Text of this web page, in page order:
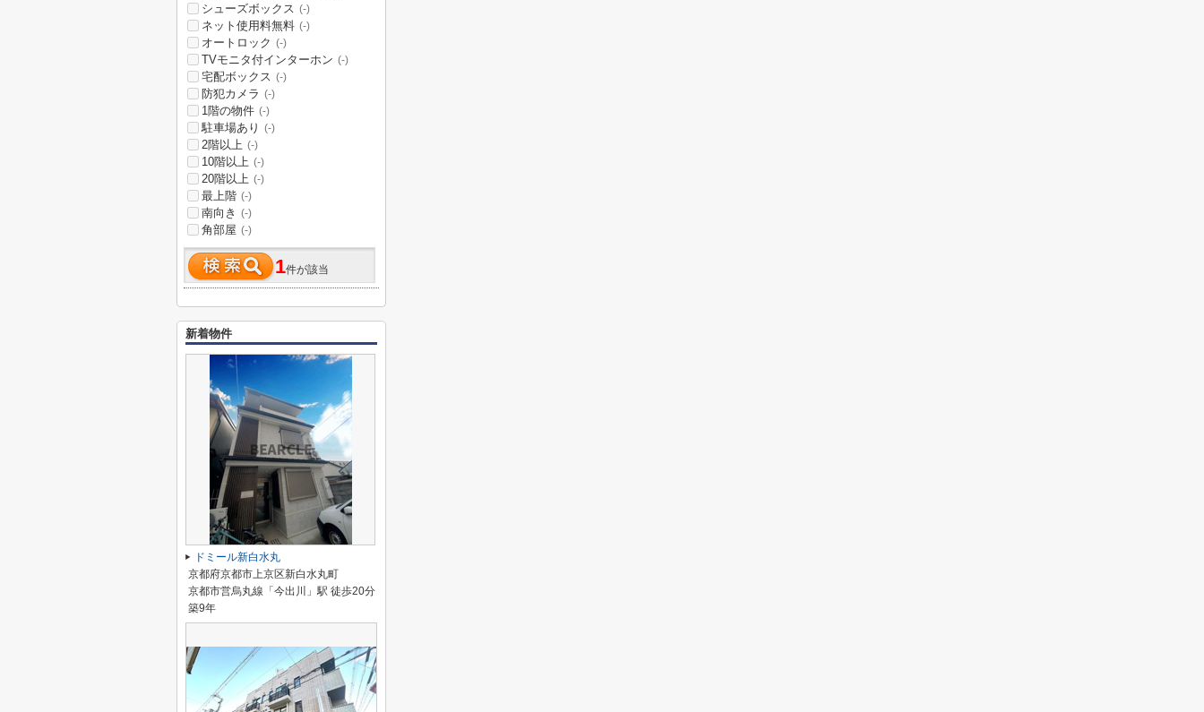
シューズボックス (-)
ネット使用料無料 (-)
オートロック (-)
TVモニタ付インターホン (-)
宅配ボックス (-)
防犯カメラ (-)
1階の物件 (-)
駐車場あり (-)
2階以上 (-)
10階以上 (-)
20階以上 (-)
最上階 (-)
南向き (-)
角部屋 (-)
1件が該当
新着物件
ドミール新白水丸
京都府京都市上京区新白水丸町
京都市営烏丸線「今出川」駅 徒歩20分
築9年